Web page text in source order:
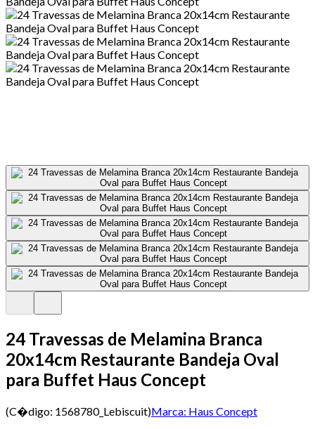
24 Travessas de Melamina Branca
20x14cm Restaurante Bandeja Oval
para Buffet Haus Concept
(C�digo: 1568780_Lebiscuit)Marca: Haus Concept